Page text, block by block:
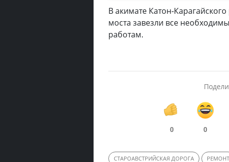
В акимате Катон-
моста завезли все
работам.
0 0
СТАРОАВСТРИЙСКАЯ ДОРОГА РЕМОНТ